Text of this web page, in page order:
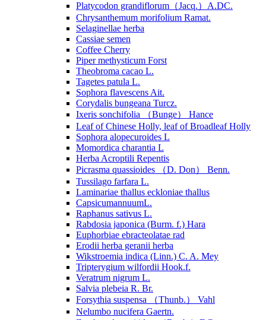
Platycodon grandiflorum（Jacq.）A.DC.
Chrysanthemum morifolium Ramat.
Selaginellae herba
Cassiae semen
Coffee Cherry
Piper methysticum Forst
Theobroma cacao L.
Tagetes patula L.
Sophora flavescens Ait.
Corydalis bungeana Turcz.
Ixeris sonchifolia （Bunge） Hance
Leaf of Chinese Holly, leaf of Broadleaf Holly
Sophora alopecuroides L
Momordica charantia L
Herba Acroptili Repentis
Picrasma quassioides （D. Don） Benn.
Tussilago farfara L.
Laminariae thallus eckloniae thallus
CapsicumannuumL.
Raphanus sativus L.
Rabdosia japonica (Burm. f.) Hara
Euphorbiae ebracteolatae rad
Erodii herba geranii herba
Wikstroemia indica (Linn.) C. A. Mey
Tripterygium wilfordii Hook.f.
Veratrum nigrum L.
Salvia plebeia R. Br.
Forsythia suspensa （Thunb.） Vahl
Nelumbo nucifera Gaertn.